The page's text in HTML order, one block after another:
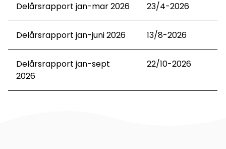
Delårsrapport jan-mar 2026 23/4-2026
Delårsrapport jan-juni 2026 13/8-2026
Delårsrapport jan-sept
2026
22/10-2026